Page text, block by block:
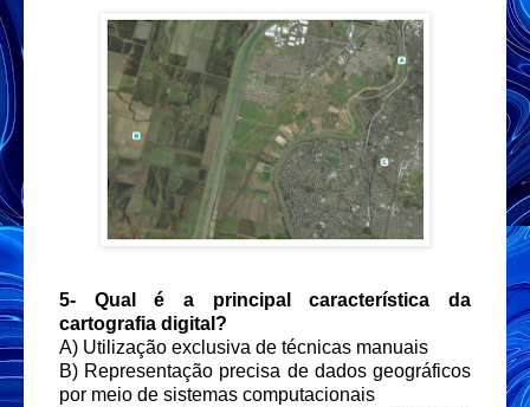
5- Qual é a principal característica da
cartografia digital?
A) Utilização exclusiva de técnicas manuais
B) Representação precisa de dados geográficos
por meio de sistemas computacionais